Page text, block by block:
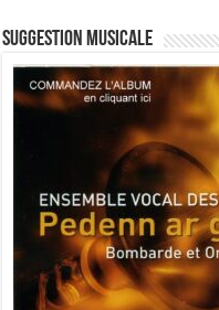
Suggestion musicale